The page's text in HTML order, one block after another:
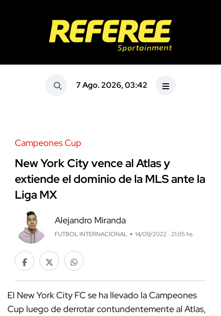
7 Ago. 2026, 03:42
Campeones Cup
New York City vence al Atlas y
extiende el dominio de la MLS ante la
Liga MX
Alejandro Miranda
FUTBOL INTERNACIONAL 14/09/2022 · 21:05 hs
El New York City FC se ha llevado la Campeones
Cup luego de derrotar contundentemente al Atlas,